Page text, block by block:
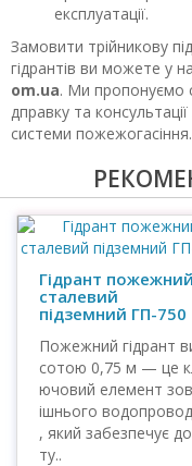
експлуатації.
Замовити трійникову
гідрантів ви можете у
om.ua. Ми пропонуємо
дправку та
системи пожежогасіння.
Гідрант пожежний
сталевий
підземний ГП-750
Пожежний гідрант
сотою 0,75 м — це
ючовий елемент
ішнього
, який забезпечує
ту..